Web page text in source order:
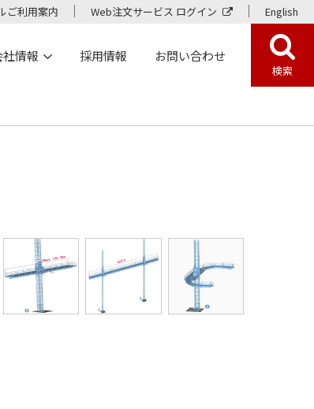
ご利用案内 Web注文サービス ログイン English
社情報 採用情報 お問い合わせ
検索